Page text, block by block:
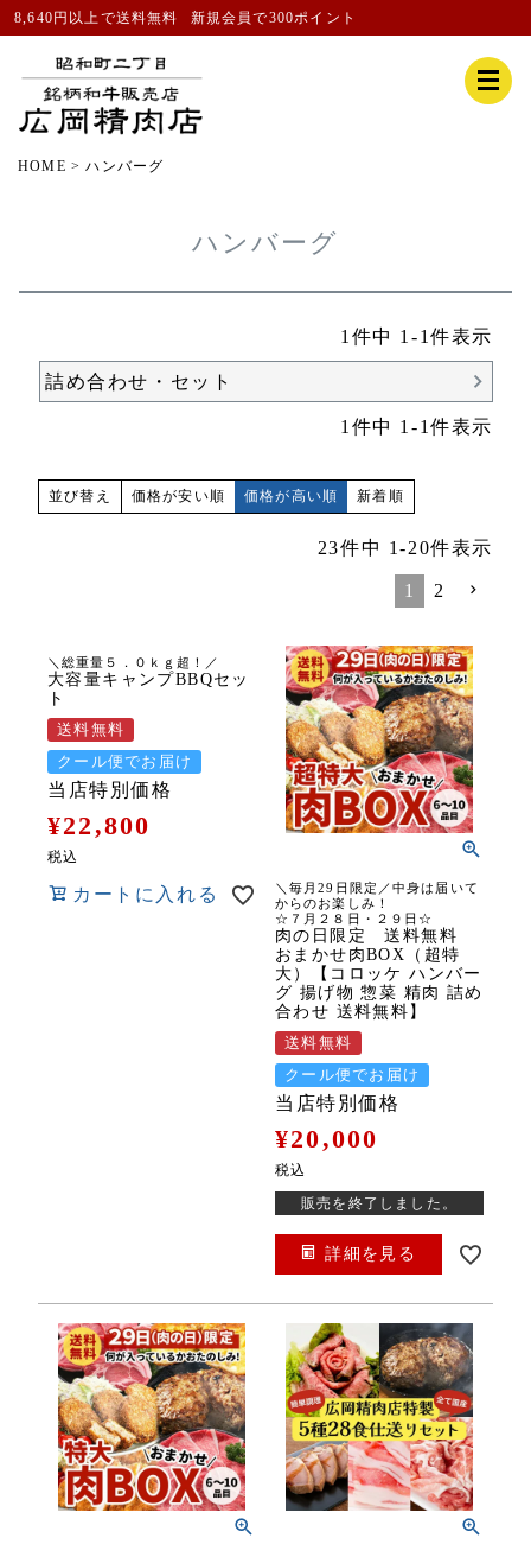
8,640円以上で送料無料 新規会員で300ポイント
HOME ハンバーグ
ハンバーグ
1 件中 1 -1件表示
詰め合わせ・セット
1 件中 1 -1件表示
並び替え 価格が安い順 価格が高い順 新着順
23件中 1-20件表示
1 2
＼総重量５．０ｋｇ超！／
大容量キャンプBBQセッ
ト
送料無料
クール便でお届け
当店特別価格
¥22,800
税込
カートに入れる
＼毎月29日限定／中身は届いて
からのお楽しみ！
☆７月２８日・２９日☆
肉の日限定 送料無料
おまかせ肉BOX（超特
大）【コロッケ ハンバー
グ 揚げ物 惣菜 精肉 詰め
合わせ 送料無料】
送料無料
クール便でお届け
当店特別価格
¥20,000
税込
販売を終了しました。
詳細を見る